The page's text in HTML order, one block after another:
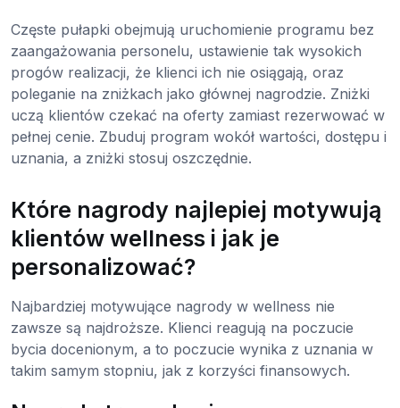
Częste pułapki obejmują uruchomienie programu bez
zaangażowania personelu, ustawienie tak wysokich
progów realizacji, że klienci ich nie osiągają, oraz
poleganie na zniżkach jako głównej nagrodzie. Zniżki
uczą klientów czekać na oferty zamiast rezerwować w
pełnej cenie. Zbuduj program wokół wartości, dostępu i
uznania, a zniżki stosuj oszczędnie.
Które nagrody najlepiej motywują
klientów wellness i jak je
personalizować?
Najbardziej motywujące nagrody w wellness nie
zawsze są najdroższe. Klienci reagują na poczucie
bycia docenionym, a to poczucie wynika z uznania w
takim samym stopniu, jak z korzyści finansowych.